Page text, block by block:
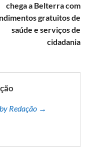
chega a Belterra com
gratuitos de
saúde e serviços de
cidadania
Redação →